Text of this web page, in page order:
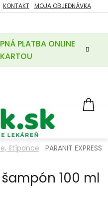
PLATBA ONLINE
KONTAKT MOJA OBJEDNÁVKA
štípance
PARANIT EXPRESS
šampón 100 ml